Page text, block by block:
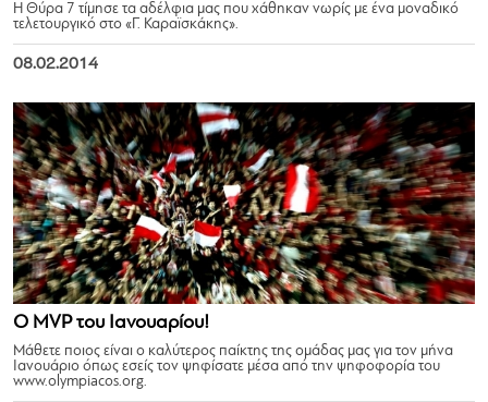
Η Θύρα 7 τίμησε τα αδέλφια μας που χάθηκαν νωρίς με ένα μοναδικό
τελετουργικό στο «Γ. Καραϊσκάκης».
08.02.2014
Ο MVP του Ιανουαρίου!
Μάθετε ποιος είναι ο καλύτερος παίκτης της ομάδας μας για τον μήνα
Ιανουάριο όπως εσείς τον ψηφίσατε μέσα από την ψηφοφορία του
www.olympiacos.org.